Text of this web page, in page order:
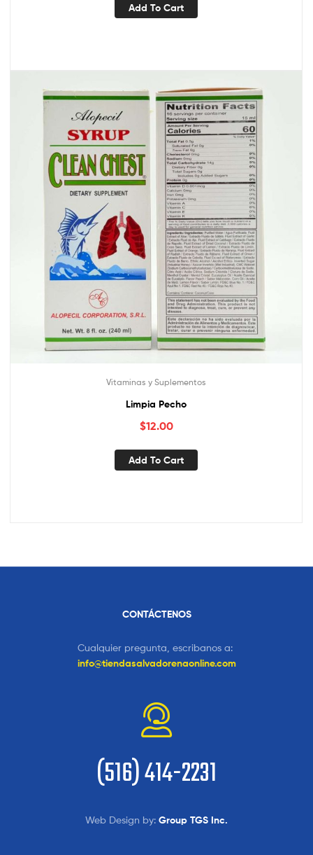
Add To Cart
Vitaminas y Suplementos
Limpia Pecho
$12.00
Add To Cart
CONTÁCTENOS
Cualquier pregunta, escribanos a:
info@tiendasalvadorenaonline.com
(516) 414-2231
Web Design by: Group TGS Inc.